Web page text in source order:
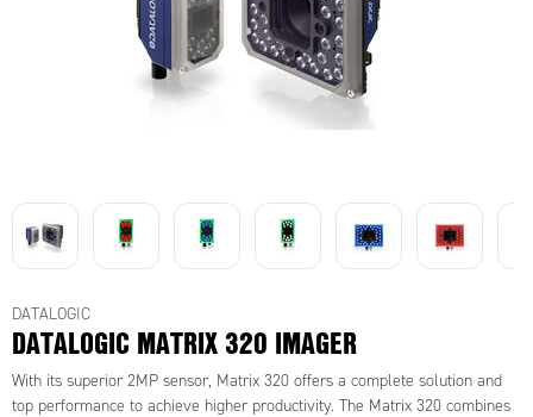
DATALOGIC
DATALOGIC MATRIX 320 IMAGER
With its superior 2MP sensor, Matrix 320 offers a complete solution and
top performance to achieve higher productivity. The Matrix 320 combines